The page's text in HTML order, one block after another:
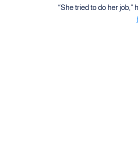
“She tried to do her job,"